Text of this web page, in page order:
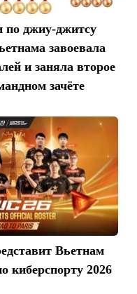
по джиу-джитсу
завоевала
и заняла второе
зачёте
Вьетнам
киберспорту 2026